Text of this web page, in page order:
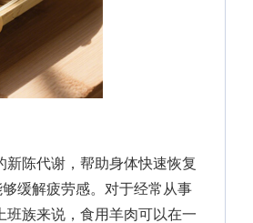
陈代谢，帮助身体快速恢复
缓解疲劳感。对于经常从事
族来说，食用羊肉可以在一